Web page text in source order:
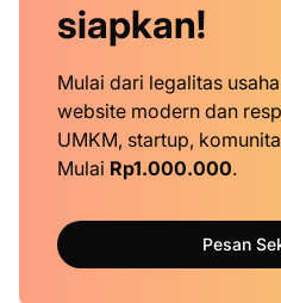
siapkan!
Mulai dari legalitas
website modern dan
UMKM, startup,
Mulai Rp1.000.000.
Pesan